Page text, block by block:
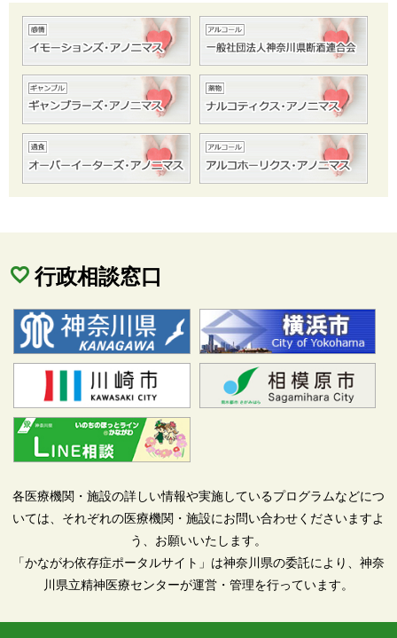
行政相談窓口
各医療機関・施設の詳しい情報や実施しているプログラムなどにつ
いては、それぞれの医療機関・施設にお問い合わせくださいますよ
う、お願いいたします。
「かながわ依存症ポータルサイト」は神奈川県の委託により、神奈
川県立精神医療センターが運営・管理を行っています。